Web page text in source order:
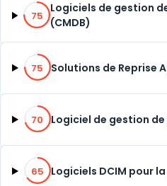
75% de compatibilité
75
Logiciels de gestion
(CMDB)
75% de compatibilité
75 Solutions de Reprise
70% de compatibilité
70 Logiciel de gestion
65% de compatibilité
65 Logiciels DCIM pour